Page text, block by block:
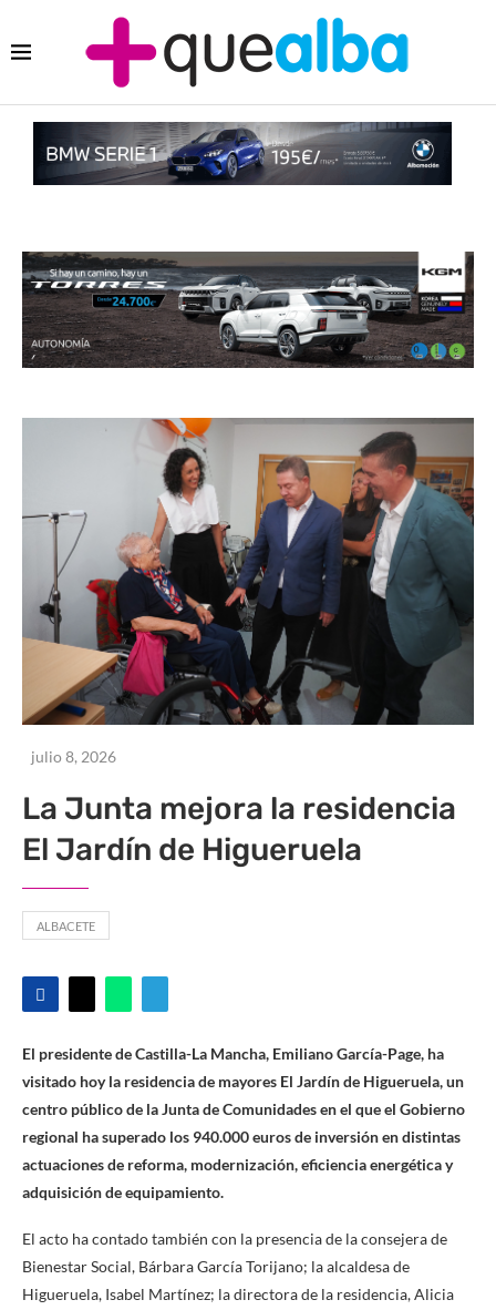
julio 8, 2026
La Junta mejora la residencia
El Jardín de Higueruela
ALBACETE
El presidente de Castilla-La Mancha, Emiliano García-Page, ha
visitado hoy la residencia de mayores El Jardín de Higueruela, un
centro público de la Junta de Comunidades en el que el Gobierno
regional ha superado los 940.000 euros de inversión en distintas
actuaciones de reforma, modernización, eficiencia energética y
adquisición de equipamiento.
El acto ha contado también con la presencia de la consejera de
Bienestar Social, Bárbara García Torijano; la alcaldesa de
Higueruela, Isabel Martínez; la directora de la residencia, Alicia